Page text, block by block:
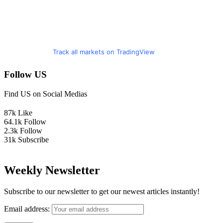
Track all markets on TradingView
Follow US
Find US on Social Medias
87k Like
64.1k Follow
2.3k Follow
31k Subscribe
Weekly Newsletter
Subscribe to our newsletter to get our newest articles instantly!
Email address: